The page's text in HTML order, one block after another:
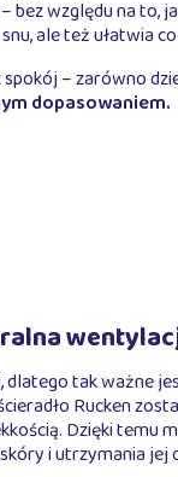
bez względu na to,
ale też ułatwia
– zarówno
dopasowaniem.
tak ważne
Rucken
Dzięki temu
i utrzymania jej